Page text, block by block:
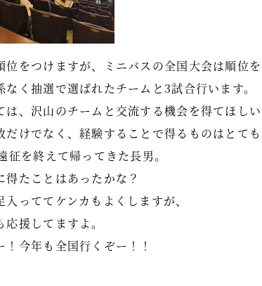
位をつけますが、ミニバスの全国大会は順位を
なく抽選で選ばれたチームと3試合行います。
は、沢山のチームと交流する機会を得てほしい
だけでなく、経験することで得るものはとても
征を終えて帰ってきた長男。
得たことはあったかな？
入っててケンカもよくしますが、
援してますよ。
！今年も全国行くぞー！！